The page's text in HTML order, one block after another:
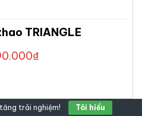
TRIANGLE
₫
trải nghiệm! Tôi hiểu